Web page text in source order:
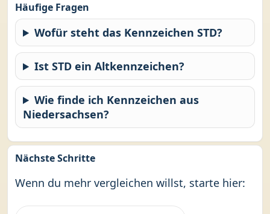
Häufige Fragen
Wofür steht das Kennzeichen STD?
Ist STD ein Altkennzeichen?
Wie finde ich Kennzeichen aus
Niedersachsen?
Nächste Schritte
Wenn du mehr vergleichen willst, starte hier: